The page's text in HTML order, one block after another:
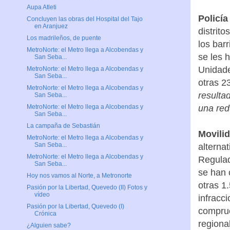
los
se les
otras
una
se han
otras
Aupa Atleti
Concluyen las obras del Hospital del Tajo
en Aranjuez
Los madrileños, de puente
MetroNorte: el Metro llega a Alcobendas y
San Seba...
MetroNorte: el Metro llega a Alcobendas y
San Seba...
MetroNorte: el Metro llega a Alcobendas y
San Seba...
MetroNorte: el Metro llega a Alcobendas y
San Seba...
La campaña de Sebastián
MetroNorte: el Metro llega a Alcobendas y
San Seba...
MetroNorte: el Metro llega a Alcobendas y
San Seba...
Hoy nos vamos al Norte, a Metronorte
Pasión por la Libertad, Quevedo (II) Fotos y
vídeo
Pasión por la Libertad, Quevedo (I)
Crónica
¿Alguien sabe?